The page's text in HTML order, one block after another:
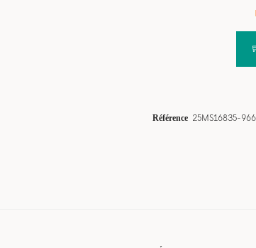
Référence 25MS16835-